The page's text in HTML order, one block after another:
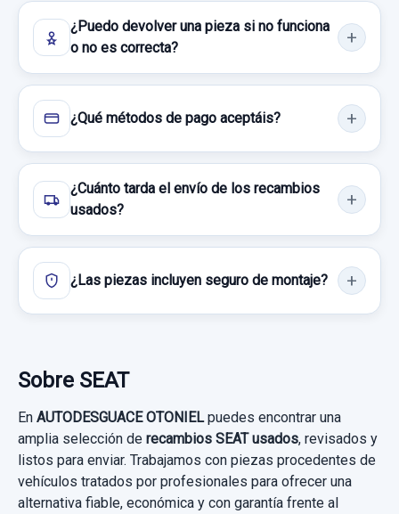
¿Puedo devolver una pieza si no funciona
o no es correcta?
¿Qué métodos de pago aceptáis?
¿Cuánto tarda el envío de los recambios
usados?
¿Las piezas incluyen seguro de montaje?
Sobre SEAT
En AUTODESGUACE OTONIELpuedes encontrar una
amplia selección de recambios SEAT usados, revisados y
listos para enviar. Trabajamos con piezas procedentes de
vehículos tratados por profesionales para ofrecer una
alternativa fiable, económica y con garantía frente al